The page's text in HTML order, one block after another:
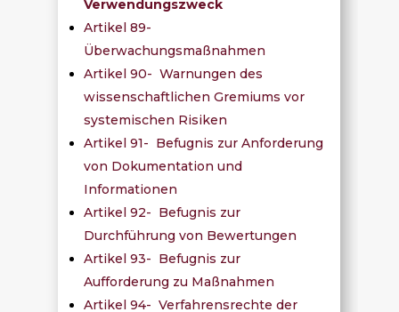
Verwendungszweck
Artikel 89-
Überwachungsmaßnahmen
Artikel 90- Warnungen des
wissenschaftlichen Gremiums vor
systemischen Risiken
Artikel 91- Befugnis zur Anforderung
von Dokumentation und
Informationen
Artikel 92- Befugnis zur
Durchführung von Bewertungen
Artikel 93- Befugnis zur
Aufforderung zu Maßnahmen
Artikel 94- Verfahrensrechte der